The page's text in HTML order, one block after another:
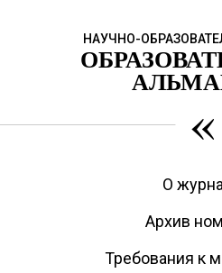
НАУЧНО-
«
О
Архив
Требования к